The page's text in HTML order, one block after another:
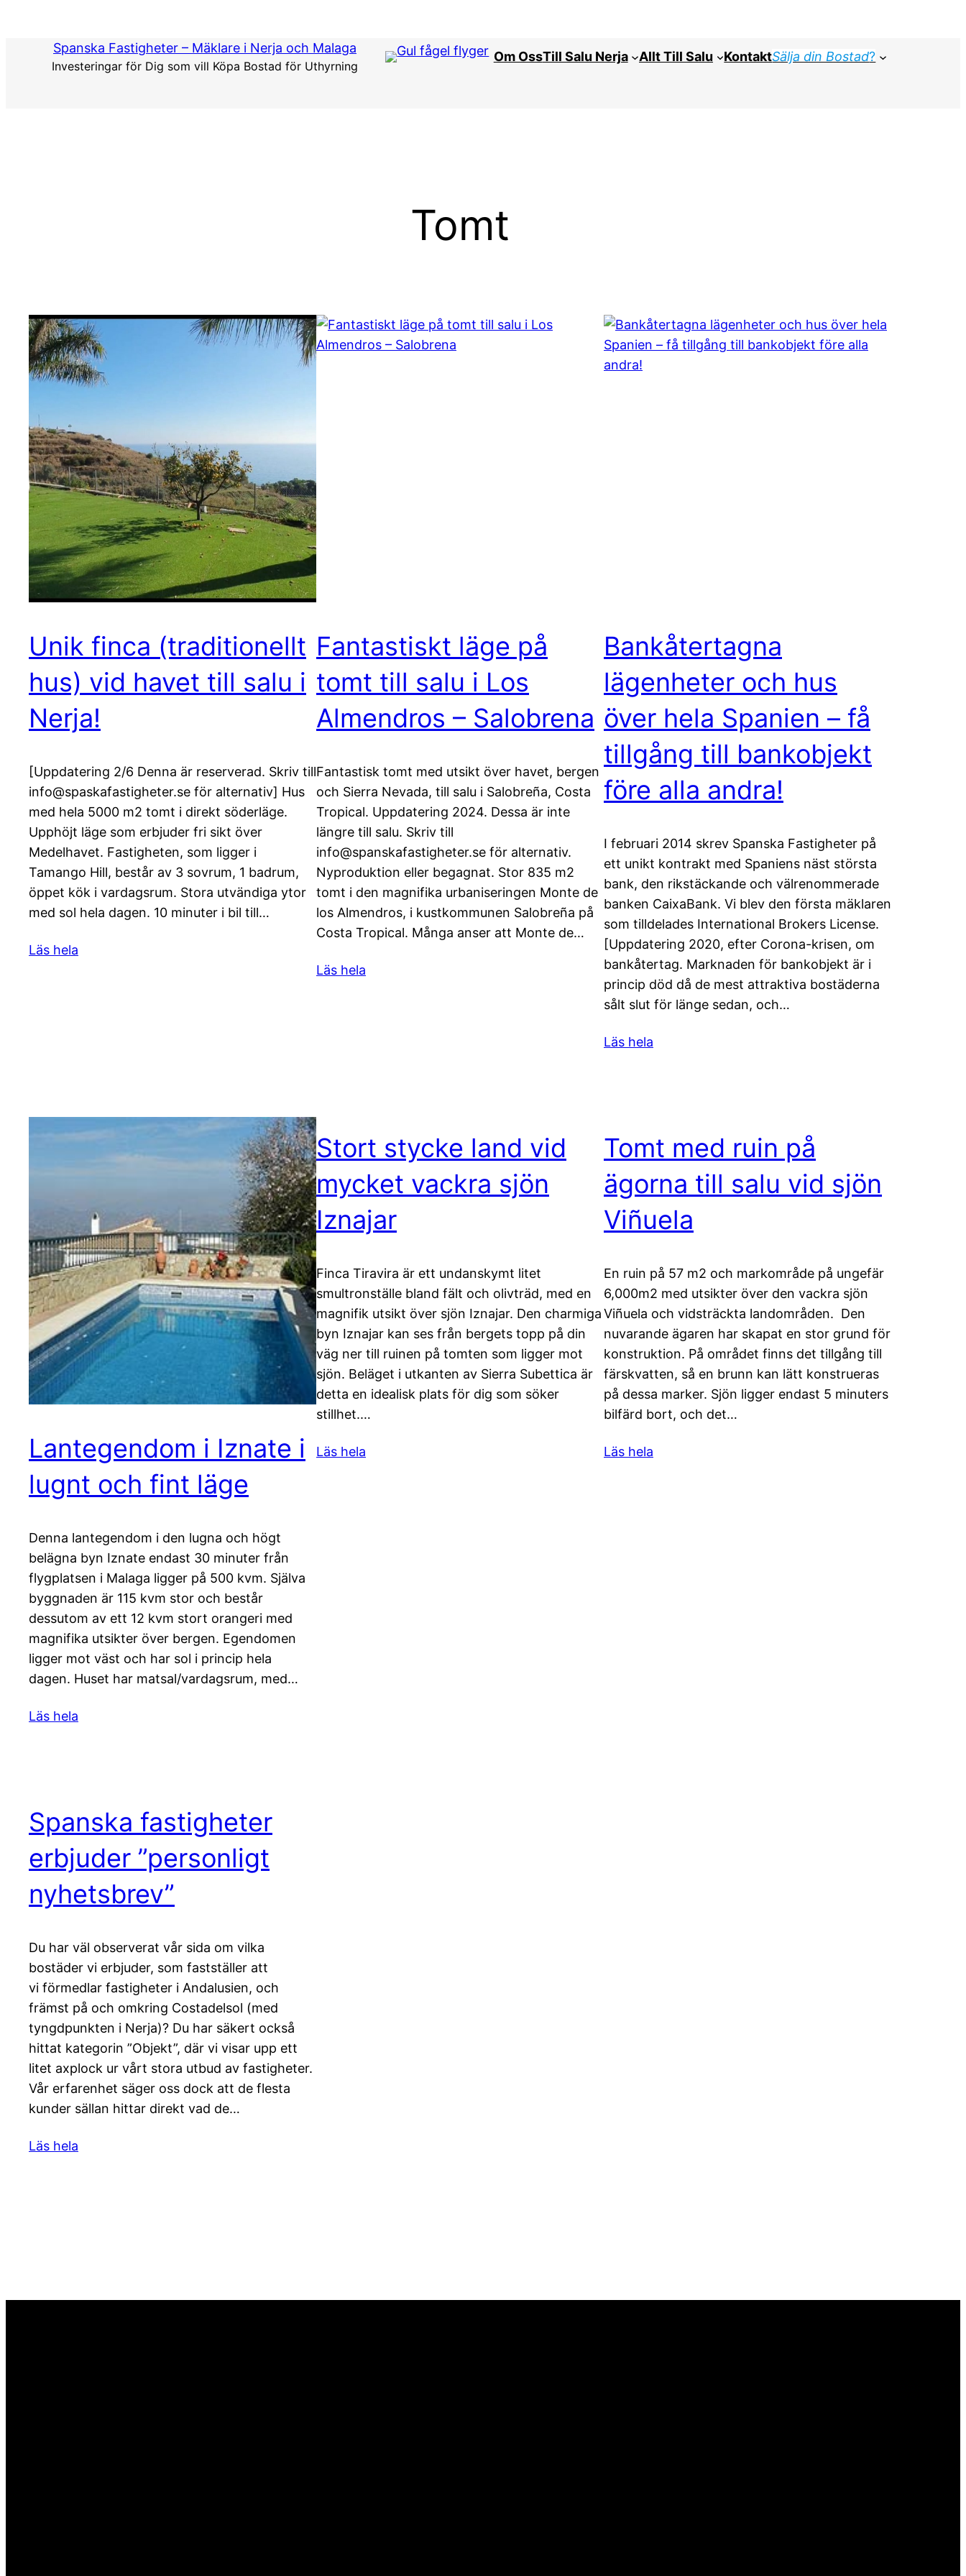
Spanska Fastigheter – Mäklare i Nerja och Malaga
Investeringar för Dig som vill Köpa Bostad för Uthyrning
Om OssTill Salu Nerja Allt Till Salu KontaktSälja din Bostad?
Tomt
Unik finca (traditionellt
hus) vid havet till salu i
Nerja!
[Uppdatering 2/6 Denna är reserverad. Skriv till
info@spaskafastigheter.se för alternativ] Hus
med hela 5000 m2 tomt i direkt söderläge.
Upphöjt läge som erbjuder fri sikt över
Medelhavet. Fastigheten, som ligger i
Tamango Hill, består av 3 sovrum, 1 badrum,
öppet kök i vardagsrum. Stora utvändiga ytor
med sol hela dagen. 10 minuter i bil till…
Läs hela
Fantastiskt läge på
tomt till salu i Los
Almendros – Salobrena
Fantastisk tomt med utsikt över havet, bergen
och Sierra Nevada, till salu i Salobreña, Costa
Tropical. Uppdatering 2024. Dessa är inte
längre till salu. Skriv till
info@spanskafastigheter.se för alternativ.
Nyproduktion eller begagnat. Stor 835 m2
tomt i den magnifika urbaniseringen Monte de
los Almendros, i kustkommunen Salobreña på
Costa Tropical. Många anser att Monte de…
Läs hela
Bankåtertagna
lägenheter och hus
över hela Spanien – få
tillgång till bankobjekt
före alla andra!
I februari 2014 skrev Spanska Fastigheter på
ett unikt kontrakt med Spaniens näst största
bank, den rikstäckande och välrenommerade
banken CaixaBank. Vi blev den första mäklaren
som tilldelades International Brokers License.
[Uppdatering 2020, efter Corona-krisen, om
bankåtertag. Marknaden för bankobjekt är i
princip död då de mest attraktiva bostäderna
sålt slut för länge sedan, och…
Läs hela
Lantegendom i Iznate i
lugnt och fint läge
Denna lantegendom i den lugna och högt
belägna byn Iznate endast 30 minuter från
flygplatsen i Malaga ligger på 500 kvm. Själva
byggnaden är 115 kvm stor och består
dessutom av ett 12 kvm stort orangeri med
magnifika utsikter över bergen. Egendomen
ligger mot väst och har sol i princip hela
dagen. Huset har matsal/vardagsrum, med…
Läs hela
Stort stycke land vid
mycket vackra sjön
Iznajar
Finca Tiravira är ett undanskymt litet
smultronställe bland fält och olivträd, med en
magnifik utsikt över sjön Iznajar. Den charmiga
byn Iznajar kan ses från bergets topp på din
väg ner till ruinen på tomten som ligger mot
sjön. Beläget i utkanten av Sierra Subettica är
detta en idealisk plats för dig som söker
stillhet.…
Läs hela
Tomt med ruin på
ägorna till salu vid sjön
Viñuela
En ruin på 57 m2 och markområde på ungefär
6,000m2 med utsikter över den vackra sjön
Viñuela och vidsträckta landområden. Den
nuvarande ägaren har skapat en stor grund för
konstruktion. På området finns det tillgång till
färskvatten, så en brunn kan lätt konstrueras
på dessa marker. Sjön ligger endast 5 minuters
bilfärd bort, och det…
Läs hela
Spanska fastigheter
erbjuder ”personligt
nyhetsbrev”
Du har väl observerat vår sida om vilka
bostäder vi erbjuder, som fastställer att
vi förmedlar fastigheter i Andalusien, och
främst på och omkring Costadelsol (med
tyngdpunkten i Nerja)? Du har säkert också
hittat kategorin ”Objekt”, där vi visar upp ett
litet axplock ur vårt stora utbud av fastigheter.
Vår erfarenhet säger oss dock att de flesta
kunder sällan hittar direkt vad de…
Läs hela